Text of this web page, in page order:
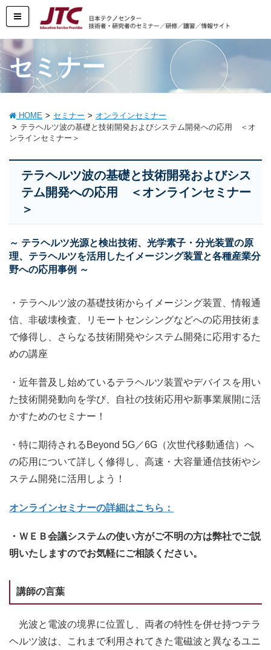
セミナー
HOME セミナー
オンラインセミナー
テラヘルツ波の基礎と技術開発およびシステム開発への応用 ＜オ
ンラインセミナー＞
テラヘルツ波の基礎と技術開発およびシス
テム開発への応用 ＜オンラインセミナー
＞
～ テラヘルツ光源と検出技術、光学素子・分光装置の原
理、テラヘルツを活用したイメージング装置と各種産業分
野への応用事例 ～
・テラヘルツ波の基礎技術からイメージング装置、情報通
信、非破壊検査、リモートセンシングなどへの応用技術ま
で修得し、さらなる技術開発やシステム開発に応用するた
めの講座
・近年普及し始めているテラヘルツ装置やデバイスを用い
た技術開発動向を学び、自社の技術応用や新事業展開に活
かすためのセミナー！
・特に期待されるBeyond 5G／6G（次世代移動通信）へ
の応用について詳しく修得し、高速・大容量通信技術やシ
ステム開発に活用しよう！
オンラインセミナーの詳細はこちら：
・ＷＥＢ会議システムの使い方がご不明の方は弊社でご説
明いたしますのでお気軽にご相談ください。
講師の言葉
光波と電波の境界に位置し、両者の特性を併せ持つテラ
ヘルツ波は、これまで利用されてきた電磁波と異なるユニ